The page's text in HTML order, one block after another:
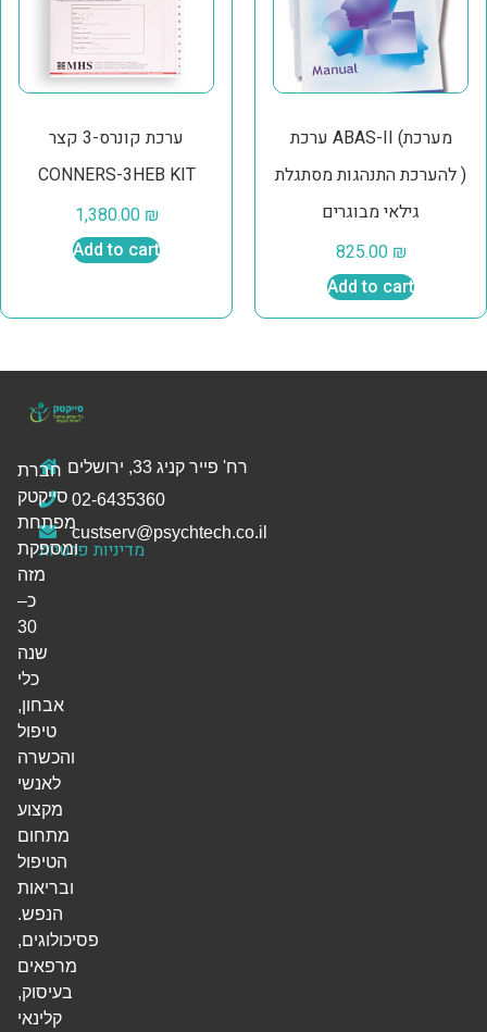
ערכת קונרס-3 קצר
CONNERS-3HEB KIT
1,380.00 ₪
Add to cart
ערכת ABAS-II (מערכת
להערכת התנהגות מסתגלת )
גילאי מבוגרים
825.00 ₪
Add to cart
רח' פייר קניג 33, ירושלים
02-6435360
custserv@psychtech.co.il
מדיניות פרטיות
חברת
סייקטק
מפתחת
ומספקת
מזה
כ–
30
שנה
כלי
אבחון,
טיפול
והכשרה
לאנשי
מקצוע
מתחום
הטיפול
ובריאות
הנפש.
פסיכולוגים,
מרפאים
בעיסוק,
קלינאי